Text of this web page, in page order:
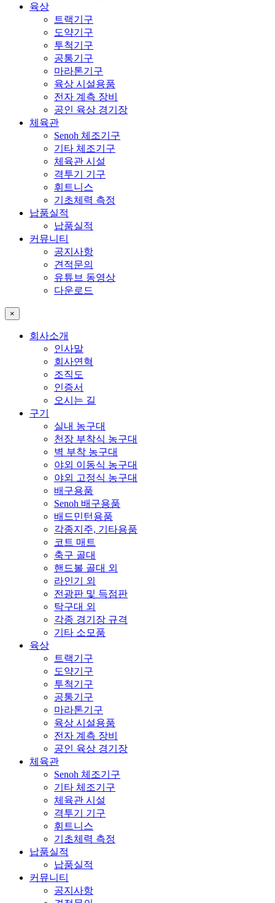
육상
트랙기구
도약기구
투척기구
공통기구
마라톤기구
육상 시설용품
전자 계측 장비
공인 육상 경기장
체육관
Senoh 체조기구
기타 체조기구
체육관 시설
격투기 기구
휘트니스
기초체력 측정
납품실적
납품실적
커뮤니티
공지사항
견적문의
유튜브 동영상
다운로드
×
회사소개
인사말
회사연혁
조직도
인증서
오시는 길
구기
실내 농구대
천장 부착식 농구대
벽 부착 농구대
야외 이동식 농구대
야외 고정식 농구대
배구용품
Senoh 배구용품
배드민턴용품
각종지주, 기타용품
코트 매트
축구 골대
핸드볼 골대 외
라인기 외
전광판 및 득점판
탁구대 외
각종 경기장 규격
기타 소모품
육상
트랙기구
도약기구
투척기구
공통기구
마라톤기구
육상 시설용품
전자 계측 장비
공인 육상 경기장
체육관
Senoh 체조기구
기타 체조기구
체육관 시설
격투기 기구
휘트니스
기초체력 측정
납품실적
납품실적
커뮤니티
공지사항